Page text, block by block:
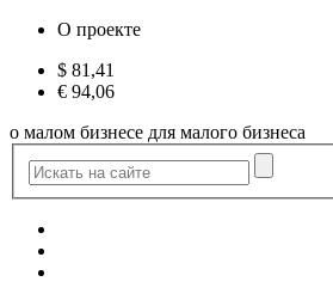
О проекте
$ 81,41
€ 94,06
о малом бизнесе для малого бизнеса